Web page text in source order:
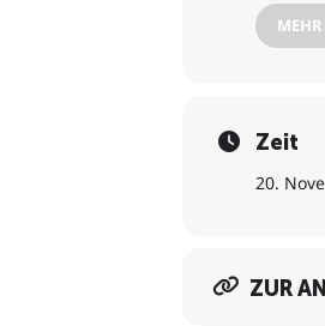
➡️ Wann
MEHR
Zeit
20.
ZUR